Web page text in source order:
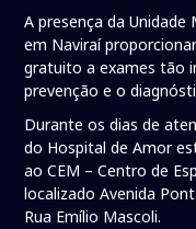
A presença da
em Naviraí
gratuito a exames tão
prevenção e o
Durante os dias de
do Hospital de Amor
ao CEM – Centro de
localizado Avenida
Rua Emílio Mascoli.